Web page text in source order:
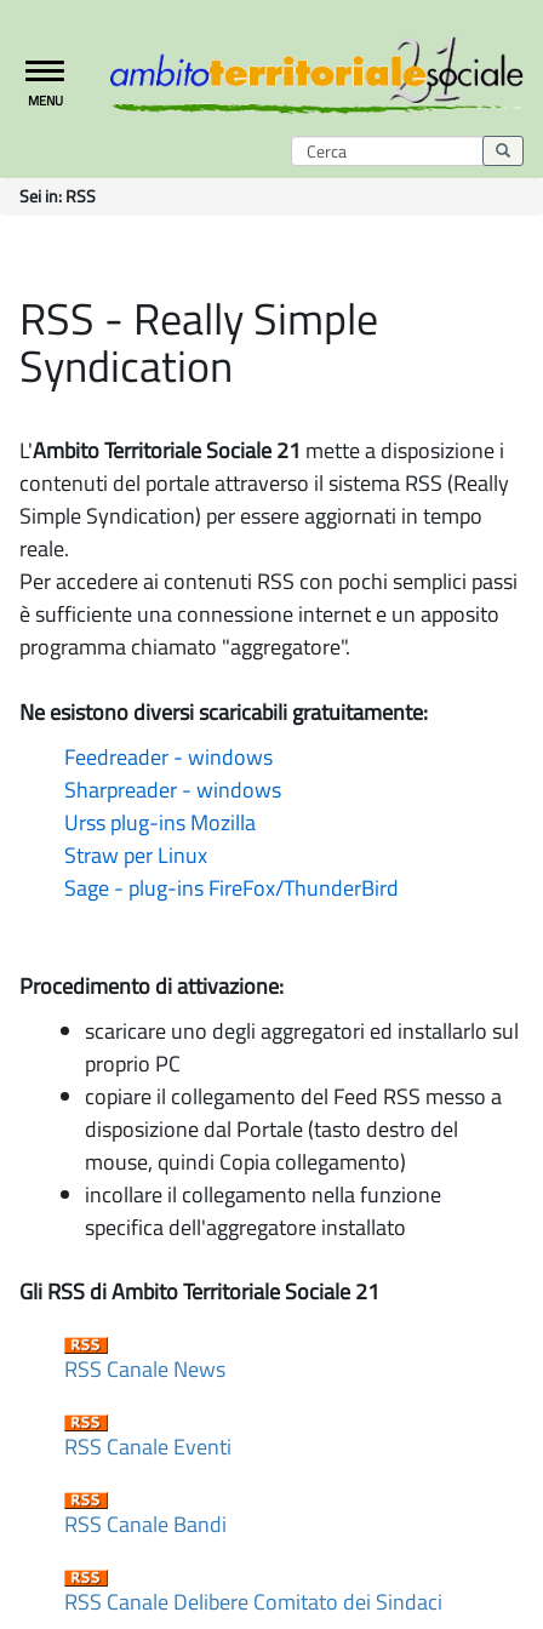
Toggle
navigation
MENU
Sei in:RSS
RSS - Really Simple
Syndication
L'Ambito Territoriale Sociale 21 mette a disposizione i
contenuti del portale attraverso il sistema RSS (Really
Simple Syndication) per essere aggiornati in tempo
reale.
Per accedere ai contenuti RSS con pochi semplici passi
è sufficiente una connessione internet e un apposito
programma chiamato "aggregatore".
Ne esistono diversi scaricabili gratuitamente:
Feedreader - windows
Sharpreader - windows
Urss plug-ins Mozilla
Straw per Linux
Sage - plug-ins FireFox/ThunderBird
Procedimento di attivazione:
scaricare uno degli aggregatori ed installarlo sul
proprio PC
copiare il collegamento del Feed RSS messo a
disposizione dal Portale (tasto destro del
mouse, quindi Copia collegamento)
incollare il collegamento nella funzione
specifica dell'aggregatore installato
Gli RSS di Ambito Territoriale Sociale 21
RSS Canale News
RSS Canale Eventi
RSS Canale Bandi
RSS Canale Delibere Comitato dei Sindaci